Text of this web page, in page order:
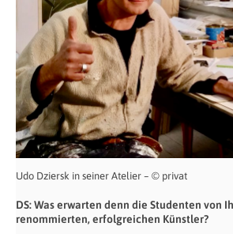
Udo Dziersk in seiner Atelier – © privat
DS: Was erwarten denn die Studenten von
renommierten, erfolgreichen Künstler?